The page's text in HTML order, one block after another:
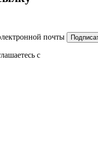
почты
с